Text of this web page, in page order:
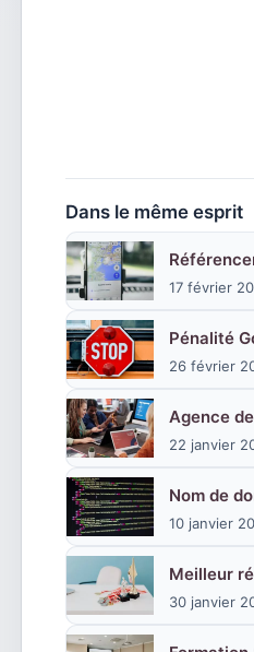
Dans le même esprit
17 février
Pénalité
26 février
Agence
22 janvier
Nom de
10 janvier
Meilleur
30 janvier